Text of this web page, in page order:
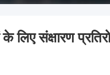
लिए संक्षारण